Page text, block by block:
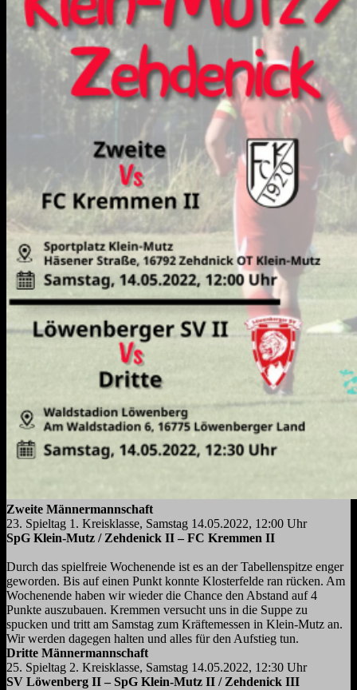
Zweite Männermannschaft
23. Spieltag 1. Kreisklasse, Samstag 14.05.2022, 12:00 Uhr
SpG Klein-Mutz / Zehdenick II – FC Kremmen II
Durch das spielfreie Wochenende ist es an der Tabellenspitze enger
geworden. Bis auf einen Punktkonnte Klosterfelde ran rücken. Am
Wochenende haben wir wieder die Chance den Abstand auf 4
Punkte auszubauen. Kremmen versucht uns in die Suppe zu
spucken und tritt am Samstag zum Kräftemessen in Klein-Mutz an.
Wir werden dagegen halten und alles für den Aufstieg tun.
Dritte Männermannschaft
25. Spieltag 2. Kreisklasse, Samstag 14.05.2022, 12:30 Uhr
SV Löwenberg II – SpG Klein-Mutz II / Zehdenick III